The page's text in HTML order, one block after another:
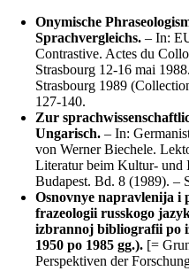
Onymische
Sprachvergleichs. – In:
Contrastive. Actes du
Strasbourg 12-16 mai
Strasbourg 1989
127-140.
Zur
Ungarisch. – In:
von Werner Biechele.
Literatur beim Kultur- und
Budapest. Bd. 8 (1989). –
Osnovnye napravlenija i
frazeologii russkogo
izbrannoj bibliografii po
1950 po 1985 gg.). [=
Perspektiven der